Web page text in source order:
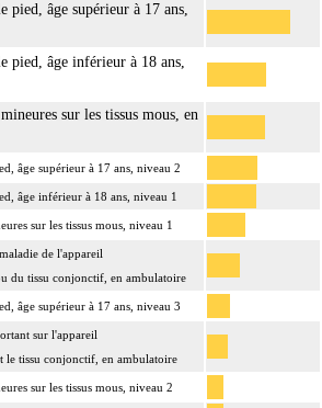
pied, âge supérieur à 17 ans,
pied, âge inférieur à 18 ans,
sur les tissus mous, en
âge supérieur à 17 ans, niveau 2
âge inférieur à 18 ans, niveau 1
sur les tissus mous, niveau 1
de l'appareil
du tissu conjonctif, en ambulatoire
âge supérieur à 17 ans, niveau 3
sur l'appareil
le tissu conjonctif, en ambulatoire
sur les tissus mous, niveau 2